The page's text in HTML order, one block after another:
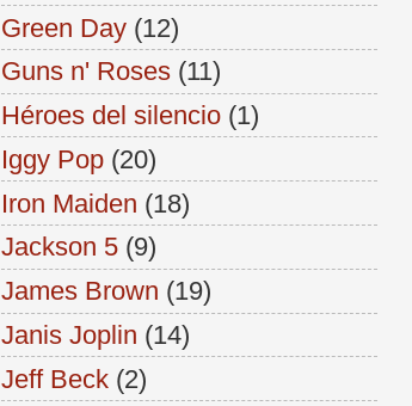
Green Day (12)
Guns n' Roses (11)
Héroes del silencio (1)
Iggy Pop (20)
Iron Maiden (18)
Jackson 5 (9)
James Brown (19)
Janis Joplin (14)
Jeff Beck (2)